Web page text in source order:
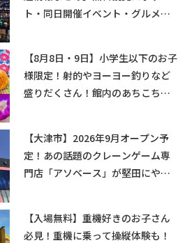
ト・同日開催イベント・グルメマ
【8月8日・9日】小学生以下のお子
様限定！射的やヨーヨー釣りなど
盛りだくさん！館内のあちこちに
【大津市】2026年9月オープン予
定！あの話題のクレーンゲーム専
門店「アソベース」が堅田にやっ
【入場無料】重機好きのお子さん
必見！重機に乗って操縦体験も！